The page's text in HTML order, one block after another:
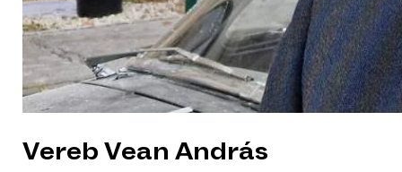
Vereb Vean András